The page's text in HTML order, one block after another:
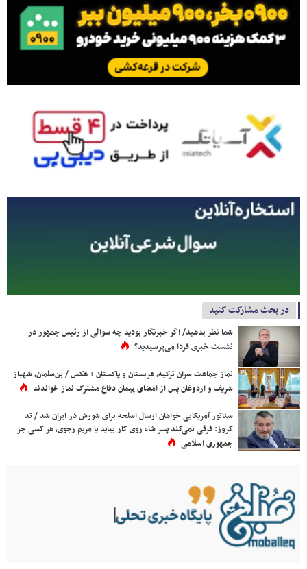
در بحث مشارکت کنید
شما نظر بدهید/ اگر خبرنگار بودید چه سوالی از رئیس جمهور در
نشست خبری فردا می‌پرسیدید؟
نماز جماعت سران ترکیه، عربستان و پاکستان + عکس / بن‌سلمان، شهباز
شریف و اردوغان پس از امضای پیمان دفاع مشترک نماز خواندند
سناتور آمریکایی خواهان ارسال اسلحه برای شورش در ایران شد / تد
کروز: فرقی نمی‌کند پسر شاه روی کار بیاید یا مریم رجوی، هر کسی جز
جمهوری اسلامی